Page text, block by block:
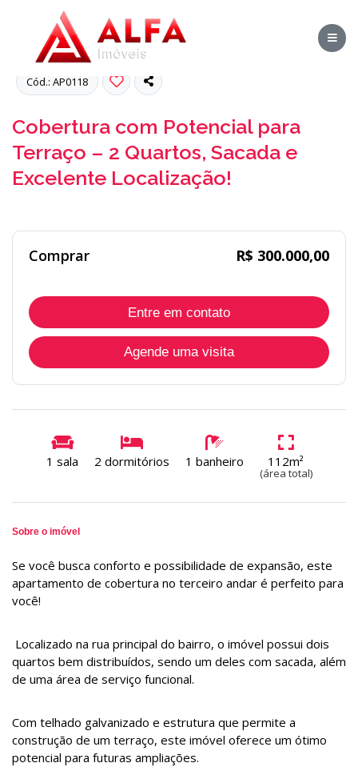
Cód.: AP0118
Cobertura com Potencial para
Terraço – 2 Quartos, Sacada e
Excelente Localização!
Comprar R$ 300.000,00
Entre em contato
Agende uma visita
1 sala 2 dormitórios 1 banheiro 112m²
(área total)
Sobre o imóvel
Se você busca conforto e possibilidade de expansão, este
apartamento de cobertura no terceiro andar é perfeito para
você!
Localizado na rua principal do bairro, o imóvel possui dois
quartos bem distribuídos, sendo um deles com sacada, além
de uma área de serviço funcional.
Com telhado galvanizado e estrutura que permite a
construção de um terraço, este imóvel oferece um ótimo
potencial para futuras ampliações.